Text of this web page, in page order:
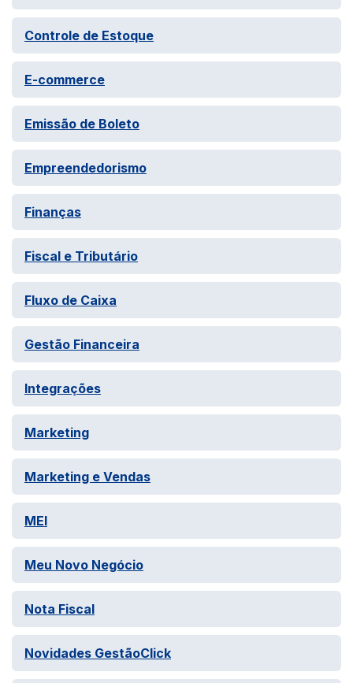
Controle de Estoque
E-commerce
Emissão de Boleto
Empreendedorismo
Finanças
Fiscal e Tributário
Fluxo de Caixa
Gestão Financeira
Integrações
Marketing
Marketing e Vendas
MEI
Meu Novo Negócio
Nota Fiscal
Novidades GestãoClick